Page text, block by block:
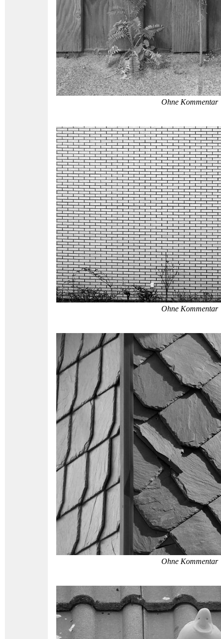
Ohne Kommentar
Ohne Kommentar
Ohne Kommentar